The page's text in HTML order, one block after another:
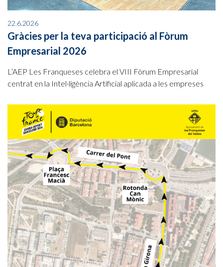
22.6.2026
Gràcies per la teva participació al Fòrum
Empresarial 2026
L’AEP Les Franqueses celebra el VIII Fòrum Empresarial
centrat en la Intel·ligència Artificial aplicada a les empreses